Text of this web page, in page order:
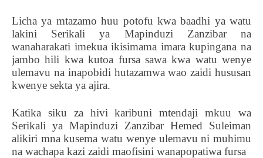
Licha ya mtazamo huu potofu kwa baadhi ya watu
lakini Serikali ya Mapinduzi Zanzibar na
wanaharakati imekua ikisimama imara kupingana na
jambo hili kwa kutoa fursa sawa kwa watu wenye
ulemavu na inapobidi hutazamwa wao zaidi hususan
kwenye sekta ya ajira.
Katika siku za hivi karibuni mtendaji mkuu wa
Serikali ya Mapinduzi Zanzibar Hemed Suleiman
alikiri mna kusema watu wenye ulemavu ni muhimu
na wachapa kazi zaidi maofisini wanapopatiwa fursa